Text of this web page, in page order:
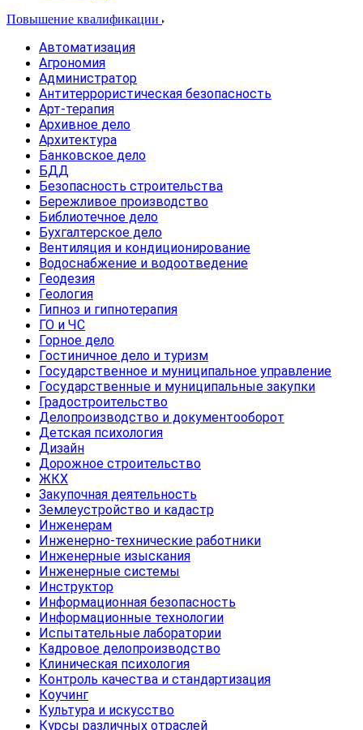
Повышение квалификации
Автоматизация
Агрономия
Администратор
Антитеррористическая безопасность
Арт-терапия
Архивное дело
Архитектура
Банковское дело
БДД
Безопасность строительства
Бережливое производство
Библиотечное дело
Бухгалтерское дело
Вентиляция и кондиционирование
Водоснабжение и водоотведение
Геодезия
Геология
Гипноз и гипнотерапия
ГО и ЧС
Горное дело
Гостиничное дело и туризм
Государственное и муниципальное управление
Государственные и муниципальные закупки
Градостроительство
Делопроизводство и документооборот
Детская психология
Дизайн
Дорожное строительство
ЖКХ
Закупочная деятельность
Землеустройство и кадастр
Инженерам
Инженерно-технические работники
Инженерные изыскания
Инженерные системы
Инструктор
Информационная безопасность
Информационные технологии
Испытательные лаборатории
Кадровое делопроизводство
Клиническая психология
Контроль качества и стандартизация
Коучинг
Культура и искусство
Курсы различных отраслей